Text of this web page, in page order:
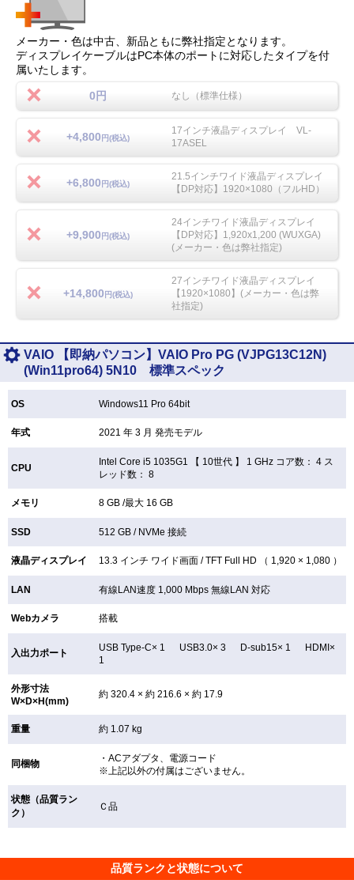
メーカー・色は中古、新品ともに弊社指定となります。
ディスプレイケーブルはPC本体のポートに対応したタイプを付
属いたします。
0円 なし（標準仕様）
+4,800 円(税込)
17インチ液晶ディスプレイ VL-
17ASEL
+6,800 円(税込)
21.5インチワイド液晶ディスプレイ
【DP対応】1920×1080（フルHD）
+9,900 円(税込)
24インチワイド液晶ディスプレイ
【DP対応】1,920x1,200 (WUXGA)
(メーカー・色は弊社指定)
+14,800 円(税込)
27インチワイド液晶ディスプレイ
【1920×1080】(メーカー・色は弊
社指定)
VAIO 【即納パソコン】VAIO Pro PG (VJPG13C12N)
(Win11pro64) 5N10 標準スペック
OS Windows11 Pro 64bit
年式 2021 年 3 月 発売モデル
CPU
Intel Core i5 1035G1 【 10世代 】 1 GHz コア数： 4 ス
レッド数： 8
メモリ 8 GB /最大 16 GB
SSD 512 GB / NVMe 接続
液晶ディスプレイ 13.3 インチ ワイド画面 /TFT Full HD （ 1,920 × 1,080 ）
LAN 有線LAN速度 1,000 Mbps 無線LAN対応
Webカメラ 搭載
入出力ポート
USB Type-C× 1 USB3.0× 3 D-sub15× 1 HDMI×
1
外形寸法
W×D×H(mm)
約 320.4 × 約 216.6 × 約 17.9
重量 約 1.07 kg
同梱物
・ACアダプタ、電源コード
※上記以外の付属はございません。
状態（品質ラン
ク）
Ｃ品
品質ランクと状態について